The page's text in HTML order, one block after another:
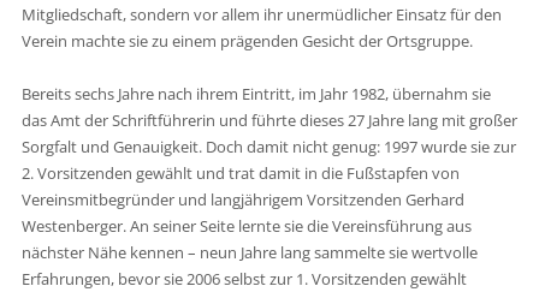
Mitgliedschaft, sondern vor allem ihr unermüdlicher Einsatz für den
Verein machte sie zu einem prägenden Gesicht der Ortsgruppe.
Bereits sechs Jahre nach ihrem Eintritt, im Jahr 1982, übernahm sie
das Amt der Schriftführerin und führte dieses 27 Jahre lang mit großer
Sorgfalt und Genauigkeit. Doch damit nicht genug: 1997 wurde sie zur
2. Vorsitzenden gewählt und trat damit in die Fußstapfen von
Vereinsmitbegründer und langjährigem Vorsitzenden Gerhard
Westenberger. An seiner Seite lernte sie die Vereinsführung aus
nächster Nähe kennen – neun Jahre lang sammelte sie wertvolle
Erfahrungen, bevor sie 2006 selbst zur 1. Vorsitzenden gewählt